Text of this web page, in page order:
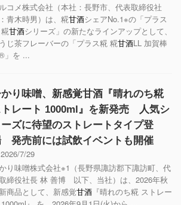
コメ株式会社（本社：長野市、代表取締役社
青木時男）は、糀甘酒シェアNo.1※の「プラス
甘酒シリーズ」の新たなラインアップとして、
じ茶フレーバーの「プラス糀 糀甘酒LL 加賀棒
」を ...
り味噌、新感覚甘酒『晴れのち糀
トレート 1000ml』を新発売 人気シ
ーズに待望のストレートタイプ登
発売前には試飲イベントも開催
2026/7/29
り味噌株式会社※1（長野県諏訪郡下諏訪町、代
締役社長 林 善博 以下、当社）は、2026年秋
商品として、新感覚甘酒 『晴れのち糀 ストレー